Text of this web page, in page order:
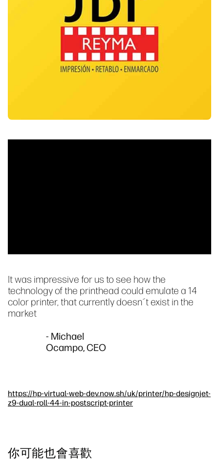
It was impressive for us to see how the
technology of the printhead could emulate a 14
color printer, that currently doesn´t exist in the
market
- Michael
Ocampo, CEO
https://hp-virtual-web-dev.now.sh/uk/printer/hp-designjet-
z9-dual-roll-44-in-postscript-printer
你可能也會喜歡